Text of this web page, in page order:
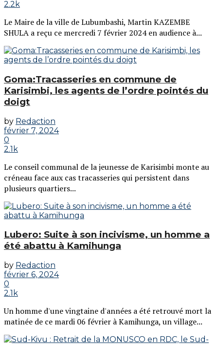
2.2k
Le Maire de la ville de Lubumbashi, Martin KAZEMBE
SHULA a reçu ce mercredi 7 février 2024 en audience à...
Goma:Tracasseries en commune de
Karisimbi, les agents de l’ordre pointés du
doigt
by Redaction
février 7, 2024
0
2.1k
Le conseil communal de la jeunesse de Karisimbi monte au
créneau face aux cas tracasseries qui persistent dans
plusieurs quartiers...
Lubero: Suite à son incivisme, un homme a
été abattu à Kamihunga
by Redaction
février 6, 2024
0
2.1k
Un homme d'une vingtaine d'années a été retrouvé mort la
matinée de ce mardi 06 février à Kamihunga, un village...